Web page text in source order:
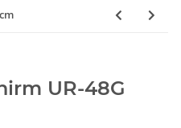
UR-48G